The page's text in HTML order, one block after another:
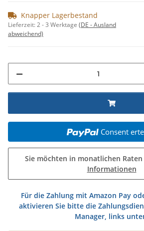
Knapper Lagerbestand
Lieferzeit:2 - 3 Werktage (DE - Ausland
abweichend)
Consent
Sie möchten in monatlichen Raten
Informationen
Für die Zahlung mit Amazon Pay
aktivieren Sie bitte die
Manager, links